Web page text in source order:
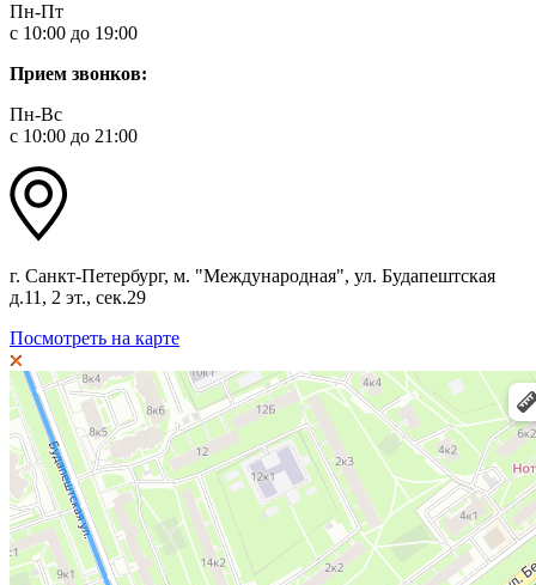
Пн-Пт
с 10:00 до 19:00
Прием звонков:
Пн-Вс
с 10:00 до 21:00
г. Санкт-Петербург, м. "Международная", ул. Будапештская
д.11, 2 эт., сек.29
Посмотреть на карте